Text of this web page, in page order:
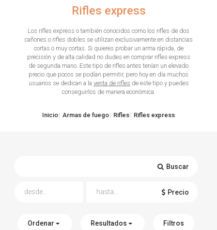
ARMAS CORTAS
TIRO Y COMPETICIÓN
AIRE COMPRIMIDO
Rifles express
Los rifles express o también conocidos como los rifles de dos
cañones o rifles dobles se utilizan exclusivamente en distancias
cortas o muy cortas. Si quieres probar un arma rápida, de
precisión y de alta calidad no dudes en comprar rifles express
de segunda mano. Este tipo de rifles antes tenían un elevado
precio que pocos se podían permitir, pero hoy en día muchos
usuarios se dedican a la venta de rifles de este tipo y puedes
conseguirlos de manera económica.
Inicio Armas de fuego Rifles Rifles express
Buscar
Precio
Ordenar Resultados Filtros